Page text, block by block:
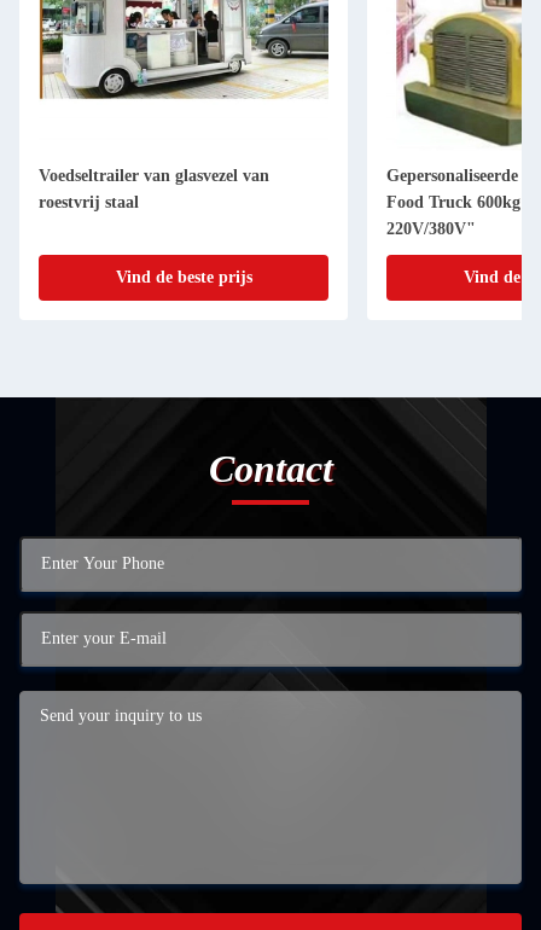
Voedseltrailer van glasvezel van
roestvrij staal
Vind de beste prijs
Gepersonaliseerde
Food Truck 600kg
220V/380V"
Vind de
Contact